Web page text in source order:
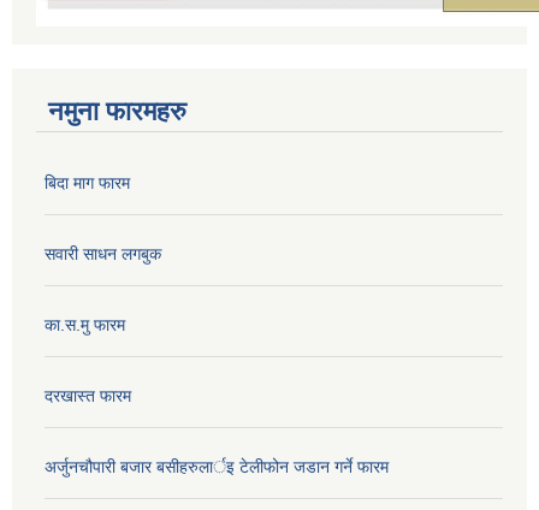
नमुना फारमहरु
बिदा माग फारम
सवारी साधन लगबुक
का.स.मु फारम
दरखास्त फारम
अर्जुनचौपारी बजार बसीहरुलार्इ टेलीफोन जडान गर्ने फारम